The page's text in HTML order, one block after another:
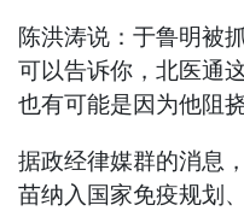
陈洪涛说：于鲁明被
可以告诉你，北医通
也有可能是因为他阻
据政经律媒群的消息
苗纳入国家免疫规划